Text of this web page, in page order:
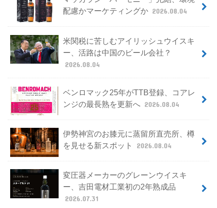
配慮かマーケティングか 2026.08.04
米関税に苦しむアイリッシュウイスキ
ー、活路は中国のビール会社？
2026.08.04
ベンロマック25年がTTB登録、コアレ
ンジの最長熟を更新へ 2026.08.04
伊勢神宮のお膝元に蒸留所直売所、樽
を見せる新スポット
2026.08.04
変圧器メーカーのグレーンウイスキ
ー、吉田電材工業初の2年熟成品
2026.07.31